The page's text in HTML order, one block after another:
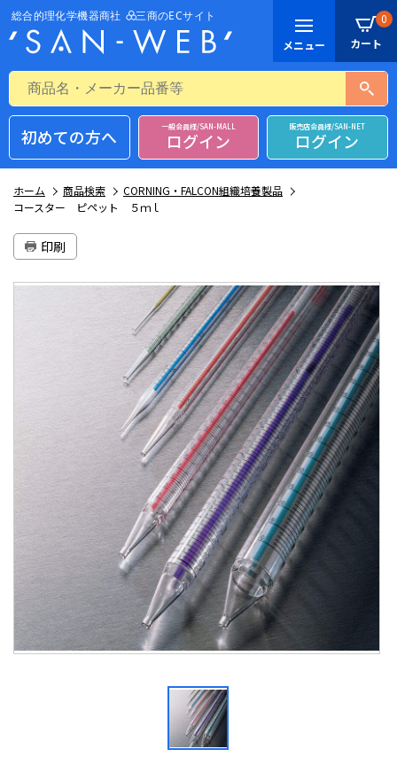
0
初めての方へ 一般会員様/SAN-MALL
ログイン
販売店会員様/SAN-NET
ログイン
ホーム 商品検索
CORNING・FALCON組織培養製品
コースター ピペット ５ｍｌ
印刷